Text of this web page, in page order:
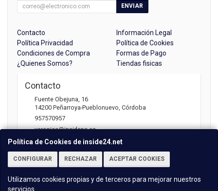
Política de Cookies de inside24.net
CONFIGURAR RECHAZAR ACEPTAR COOKIES
Utilizamos cookies propias y de terceros para mejorar nuestros
servicios.
ENVIAR
Contacto
Información Legal
Política Privacidad
Política de Cookies
Condiciones de Compra
Formas de Pago
¿Quienes Somos?
Tiendas fisicas
Contacto
Fuente Obejuna, 16
14200 Peñarroya-Pueblonuevo Córdoba
957570957
veronica@insidepc.es
Horario
Atención telefónica: 09:30 - 13:30 | 17:00 -20:30